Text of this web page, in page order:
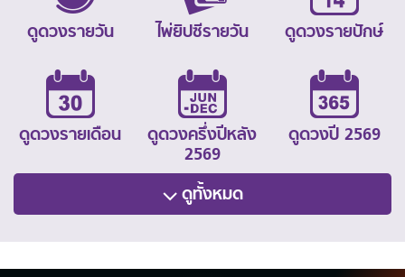
ดูดวงรายวัน ไพ่ยิปซีรายวัน ดูดวงรายปักษ์
ดูดวงรายเดือน
ดูดวงครึ่งปีหลัง
2569
ดูดวงปี 2569
ดูทั้งหมด